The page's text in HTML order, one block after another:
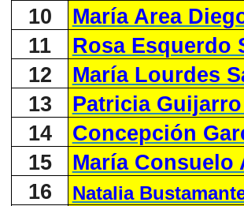
10
María Area
11
Rosa Esquerdo
12
María Lourdes
13
Patricia
14
Concepción
15
María
16
Natalia